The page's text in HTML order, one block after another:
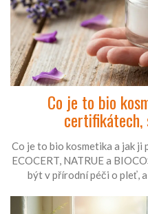
Co je to bio
certifikátech,
Co je to bio kosmetika a jak
ECOCERT, NATRUE a
být v přírodní péči o pleť,